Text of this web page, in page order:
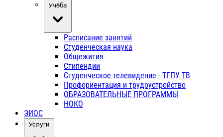
Учёба
Расписание занятий
Студенческая наука
Общежития
Стипендии
Студенческое телевидение - ТГПУ ТВ
Профориентация и трудоустройство
ОБРАЗОВАТЕЛЬНЫЕ ПРОГРАММЫ
НОКО
ЭИОС
Услуги